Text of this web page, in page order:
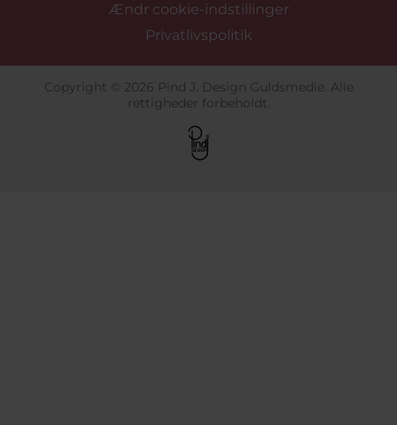
Ændr cookie-indstillinger
Privatlivspolitik
Copyright © 2026 Pind J. Design Guldsmedie. Alle
rettigheder forbeholdt.